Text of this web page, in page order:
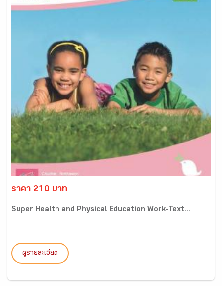
ราคา 210 บาท
Super Health and Physical Education Work-Text...
ดูรายละเอียด